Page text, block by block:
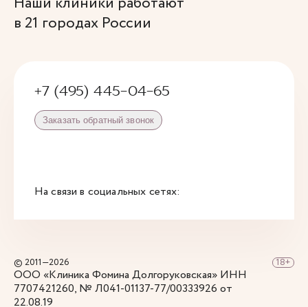
в 21 городах России
+7 (495) 445-04-65
Заказать обратный звонок
На связи в социальных сетях:
© 2011—2026
ООО «Клиника Фомина Долгоруковская» ИНН
7707421260, № Л041-01137-77/00333926 от
22.08.19